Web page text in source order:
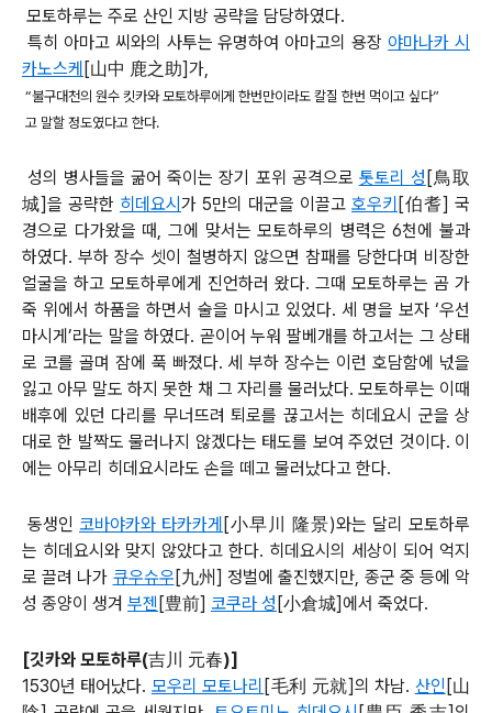
모토하루는 주로 산인 지방 공략을 담당하였다.
특히 아마고 씨와의 사투는 유명하여 아마고의 용장야마나카 시
카노스케 [山中 鹿之助]가,
“불구대천의 원수 킷카와 모토하루에게 한번만이라도 칼질 한번 먹이고 싶다”
고 말할 정도였다고 한다.
성의 병사들을 굶어 죽이는 장기 포위 공격으로 톳토리 성 [鳥取
城]을 공략한 히데요시 가 5만의 대군을 이끌고 호우키 [伯耆] 국
경으로 다가왔을 때, 그에 맞서는 모토하루의 병력은 6천에 불과
하였다. 부하 장수 셋이 철병하지 않으면 참패를 당한다며 비장한
얼굴을 하고 모토하루에게 진언하러 왔다. 그때 모토하루는 곰 가
죽 위에서 하품을 하면서 술을 마시고 있었다. 세 명을 보자 ‘우선
마시게’라는 말을 하였다. 곧이어 누워 팔베개를 하고서는 그 상태
로 코를 골며 잠에 푹 빠졌다. 세 부하 장수는 이런 호담함에 넋을
잃고 아무 말도 하지 못한 채 그 자리를 물러났다. 모토하루는 이때
배후에 있던 다리를 무너뜨려 퇴로를 끊고서는 히데요시 군을 상
대로 한 발짝도 물러나지 않겠다는 태도를 보여 주었던 것이다. 이
에는 아무리 히데요시라도 손을 떼고 물러났다고 한다.
동생인 코바야카와 타카카게 [小早川 隆景)와는 달리 모토하루
는 히데요시와 맞지 않았다고 한다. 히데요시의 세상이 되어 억지
로 끌려 나가 큐우슈우 [九州] 정벌에 출진했지만, 종군 중 등에 악
성 종양이 생겨 부젠 [豊前] 코쿠라 성 [小倉城]에서 죽었다.
[깃카와 모토하루(吉川 元春)]
1530년 태어났다. 모우리 모토나리 [毛利 元就]의 차남. 산인 [山